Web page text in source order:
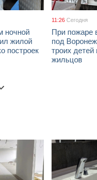
ночной
жилой
построек
11:26 Сегодня
При пожаре
под
троих
жильцов